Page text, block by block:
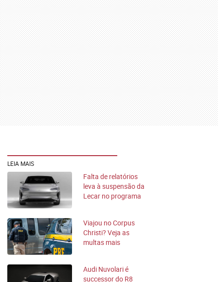
LEIA MAIS
Falta de relatórios
leva à suspensão da
Lecar no programa
Viajou no Corpus
Christi? Veja as
multas mais
Audi Nuvolari é
successor do R8